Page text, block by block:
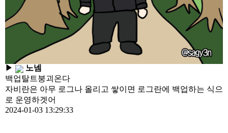
▶
노넴
백업탈트붕괴온다
자비란은 아무 로그나 올리고 쌓이면 로그란에 백업하는 식으
로 운영하겟어
2024-01-03 13:29:33